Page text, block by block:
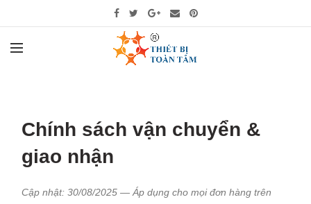
Chính sách vận chuyển &
giao nhận
Cập nhật: 30/08/2025 — Áp dụng cho mọi đơn hàng trên